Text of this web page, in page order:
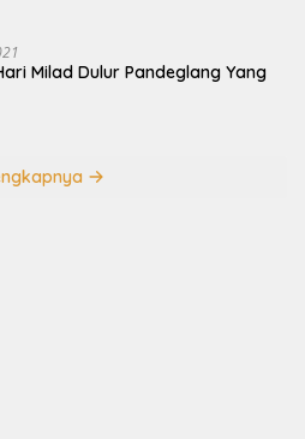
Milad Dulur Pandeglang Yang